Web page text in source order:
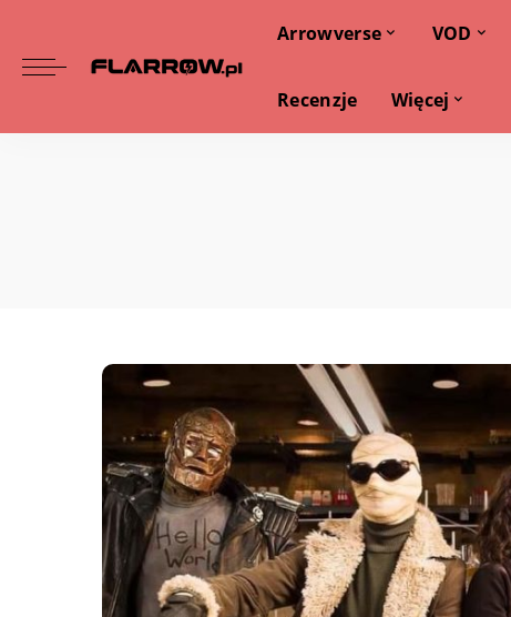
Arrowverse VOD
Recenzje Więcej